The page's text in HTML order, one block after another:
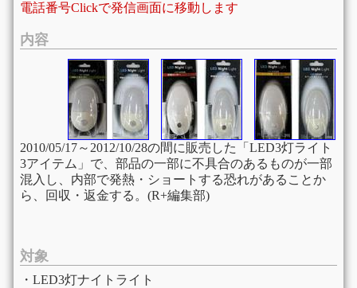
電話番号Clickで発信画面に移動します
内容
2010/05/17～2012/10/28の間に販売した「LED3灯ライト
3アイテム」で、部品の一部に不具合のあるものが一部
混入し、内部で発熱・ショートする恐れがあることか
ら、回収・返金する。(R+編集部)
対象
・LED3灯ナイトライト